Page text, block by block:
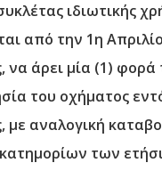
ιδιωτικής
από την 1η
να άρει μία (1) φορά
του οχήματος
με αναλογική
των